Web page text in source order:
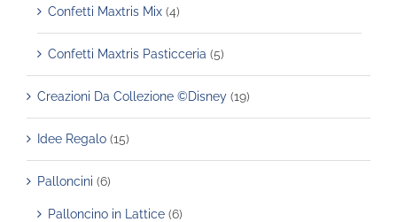
Confetti Maxtris Mix (4)
Confetti Maxtris Pasticceria (5)
Creazioni Da Collezione ©Disney (19)
Idee Regalo (15)
Palloncini (6)
Palloncino in Lattice (6)